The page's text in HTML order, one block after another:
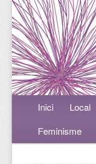
Menú principal
Aneu al
Aneu al
Inici Local
Feminisme